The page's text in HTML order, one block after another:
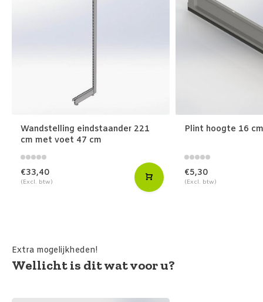
Wandstelling eindstaander 221
cm met voet 47 cm
€33,40
(Excl. btw)
Plint hoogte 16 cm
€5,30
(Excl. btw)
Extra mogelijkheden!
Wellicht is dit wat voor u?